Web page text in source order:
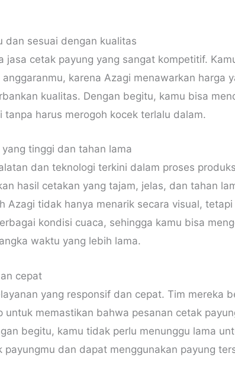
dan sesuai dengan kualitas
jasa cetak payung yang sangat kompetitif.
karena Azagi menawarkan harga
kualitas. Dengan begitu, kamu bisa
tanpa harus merogoh kocek terlalu dalam.
tinggi dan tahan lama
dan teknologi terkini dalam proses
hasil cetakan yang tajam, jelas, dan tahan
Azagi tidak hanya menarik secara visual, tetapi
kondisi cuaca, sehingga kamu bisa
waktu yang lebih lama.
cepat
yang responsif dan cepat. Tim mereka
untuk memastikan bahwa pesanan cetak
begitu, kamu tidak perlu menunggu lama
payungmu dan dapat menggunakan payung